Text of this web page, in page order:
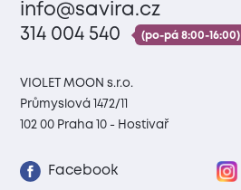
info@savira.cz
314 004 540
(po-pá 8:00-16:00)
VIOLET MOON s.r.o.
Průmyslová 1472/11
102 00 Praha 10 - Hostivař
Facebook